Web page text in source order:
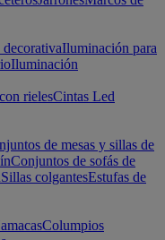
Iluminación para
Iluminación
rielesCintas Led
de mesas y sillas de
Conjuntos de sofás de
Sillas colgantesEstufas de
Columpios